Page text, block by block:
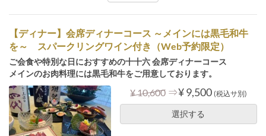
【ディナー】会席ディナーコース ～メインには黒毛和牛
を～ スパークリングワイン付き（Web予約限定）
ご会食や特別な日におすすめの十十六 会席ディナーコース
メインのお肉料理には黒毛和牛をご用意しております。
¥ 10,600 ⇒¥ 9,500 (税込サ別)
選択する